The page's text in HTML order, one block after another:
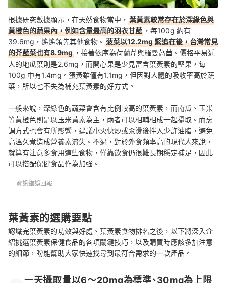
根據研究數據顯示，在天然食物當中， 葉黃素較常存在於深綠色與
黃橙色的蔬果內，例如含量最高的羽衣甘藍 ，每100g 約有
39.6mg，遙遙領先其他食物。 菠菜以12.2mg 緊追在後，台灣常見
的芥藍菜也有8.9mg ，接著依序為荷蘭芹與羅曼萵苣。價格平易近
人的地瓜葉則是2.6mg，而開心果是少見富含葉黃素的堅果，每
100g 中有1.4mg。蛋黃雖僅有1.1mg，但因對人體的吸收率高於蔬
菜，所以也不失為補充葉黃素的好方式。
一般來說，深綠色的蔬菜會含有比例較高的葉黃素，而南瓜、玉米
等黃橙色則是以玉米黃素為主，兩者可以相輔相成一起攝取。而烹
調方式也會有所影響，建議小火快炒或汆燙後拌入少許油脂，避免
高溫久煮造成營養素流失。不過，對於外食頻率高的現代人來說，
就算有注意多食用這些食物，僅靠飲食仍很難長期穩定補足，因此
可以搭配保健食品作為加強。
資訊錯誤回報
葉黃素的選購要點
認識完葉黃素的功效與好處、葉黃素食物排名之後，以下將深入介
紹挑選葉黃素保健食品的各項關鍵技巧，以及購買時應該多加注意
的細節，盼能幫助大家快速找尋到最符合需求的一款產品。
一天攝取量以6～20mg為標準、30mg為上限